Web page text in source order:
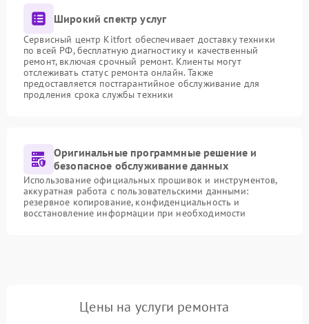
Широкий спектр услуг
Сервисный центр Kitfort обеспечивает доставку техники
по всей РФ, бесплатную диагностику и качественный
ремонт, включая срочный ремонт. Клиенты могут
отслеживать статус ремонта онлайн. Также
предоставляется постгарантийное обслуживание для
продления срока службы техники
Оригинальные программные решение и
безопасное обслуживание данных
Использование официальных прошивок и инструментов,
аккуратная работа с пользовательскими данными:
резервное копирование, конфиденциальность и
восстановление информации при необходимости
Цены на услуги ремонта